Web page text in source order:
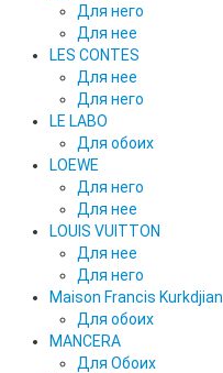
Для него
Для нее
LES CONTES
Для нее
Для него
LE LABO
Для обоих
LOEWE
Для него
Для нее
LOUIS VUITTON
Для нее
Для него
Maison Francis Kurkdjian
Для обоих
MANCERA
Для Обоих